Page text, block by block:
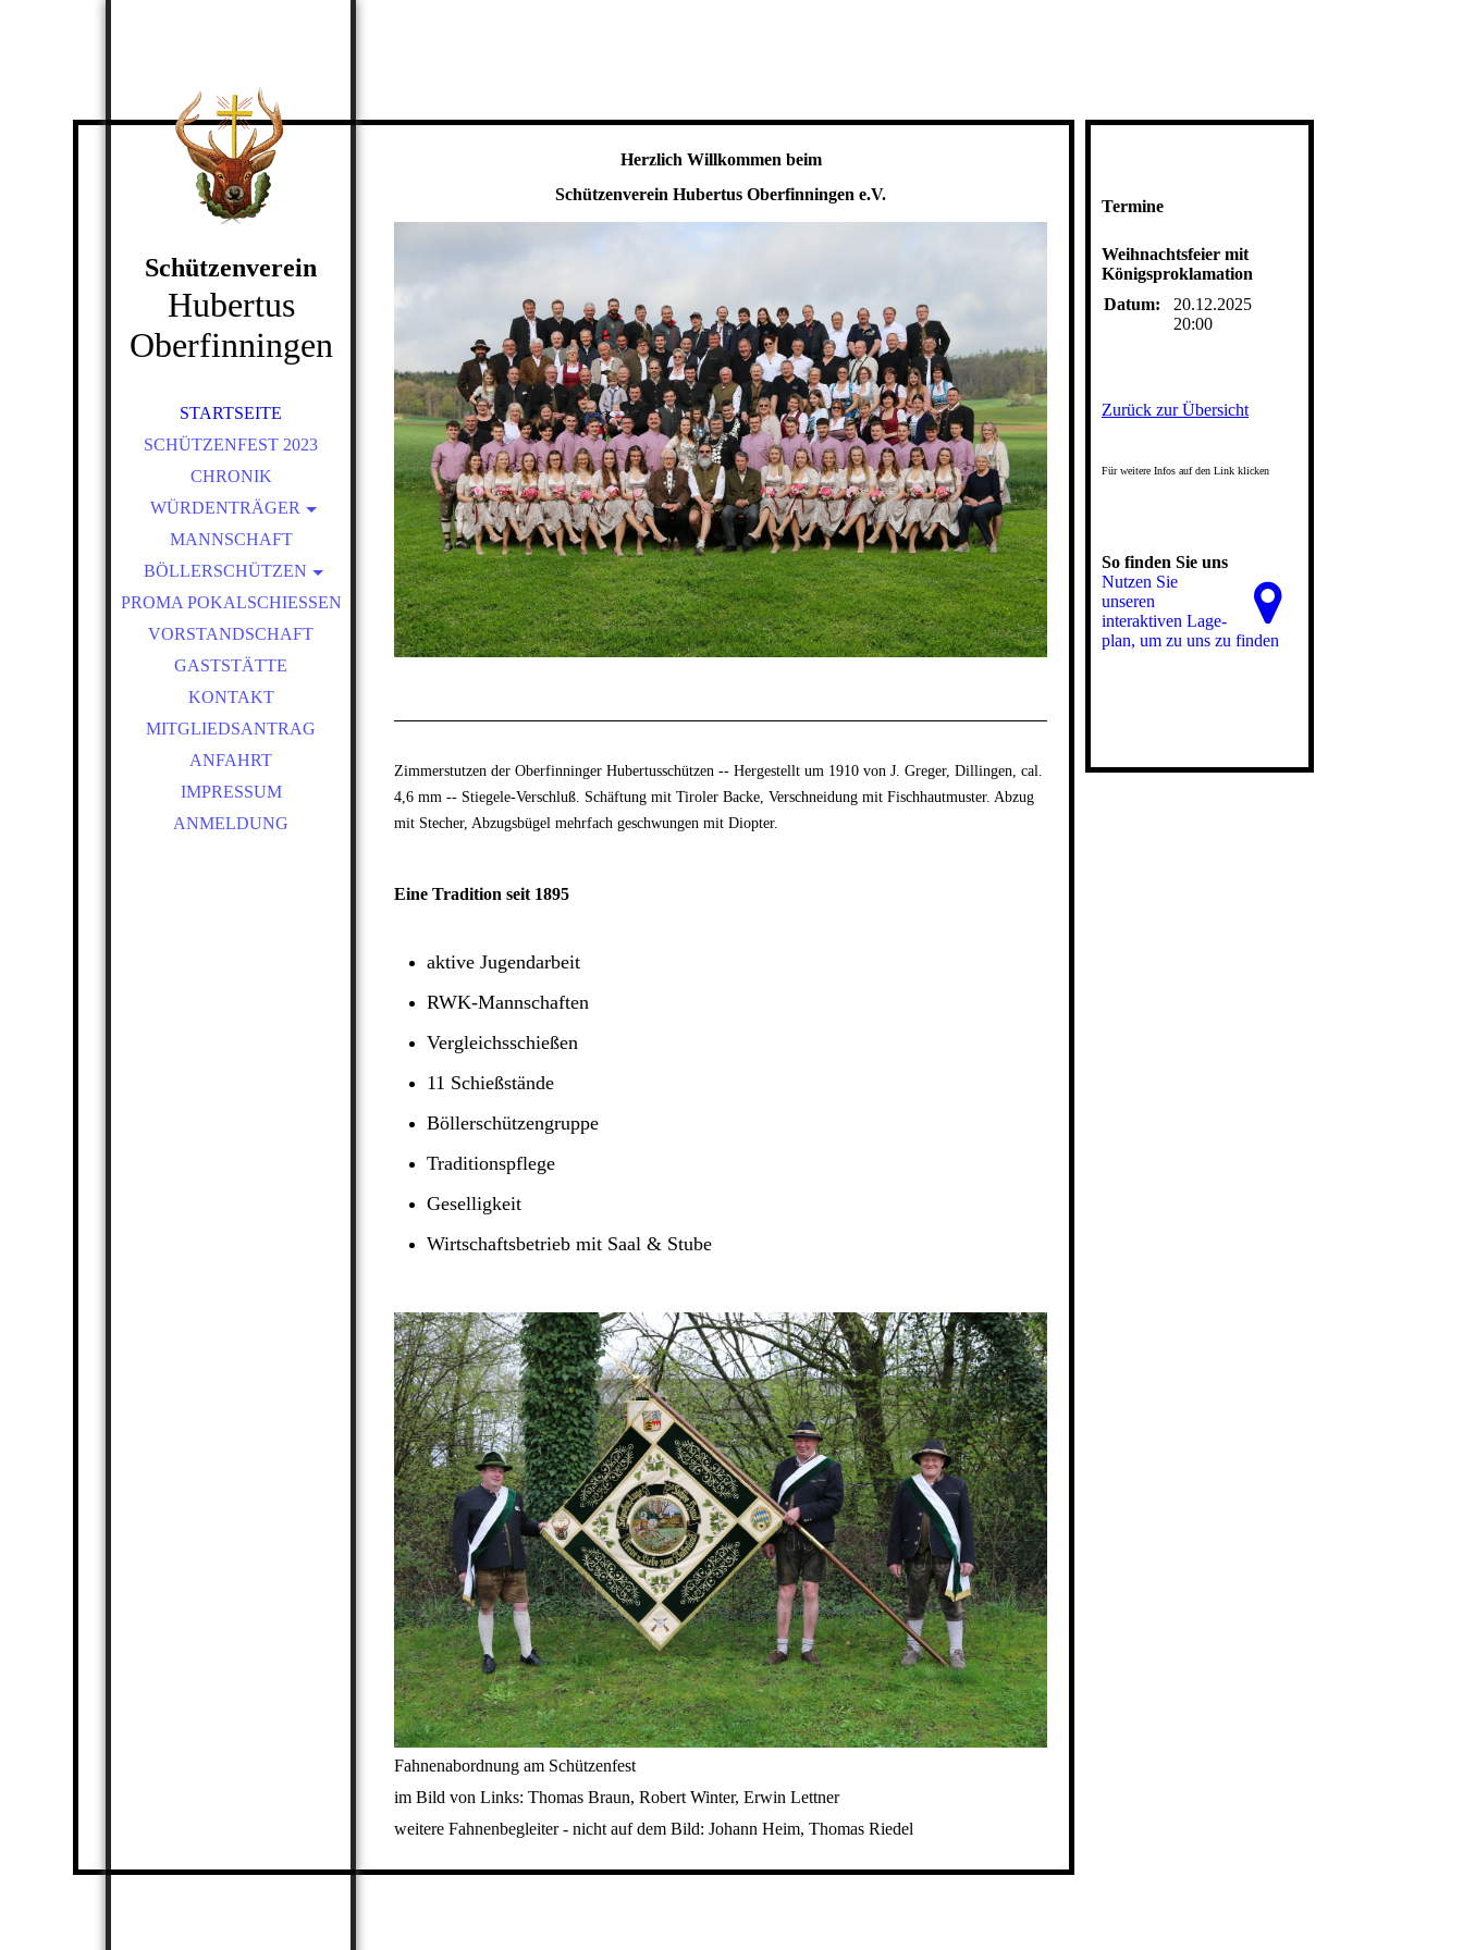
Schützenverein
Hubertus
Oberfinningen
STARTSEITE
SCHÜTZENFEST 2023
CHRONIK
WÜRDENTRÄGER
SCHÜTZENKÖNIGE
VEREINSMEISTER
MANNSCHAFT
BÖLLERSCHÜTZEN
OKTOBERFEST &
BILDER HUBERTUSMESSE
NEUJAHRSBÖLLERN
BILDER BÖLLER
PROMA POKALSCHIESSEN
VORSTANDSCHAFT
GASTSTÄTTE
KONTAKT
MITGLIEDSANTRAG
ANFAHRT
IMPRESSUM
ANMELDUNG
Herzlich Willkommen beim
Schützenverein Hubertus Oberfinningen e.V.
Zimmerstutzen der Oberfinninger Hubertusschützen -- Hergestellt um 1910 von J. Greger, Dillingen, cal.
4,6 mm -- Stiegele-Verschluß. Schäftung mit Tiroler Backe, Verschneidung mit Fischhautmuster. Abzug
mit Stecher, Abzugsbügel mehrfach geschwungen mit Diopter.
Eine Tradition seit 1895
aktive Jugendarbeit
RWK-Mannschaften
Vergleichsschießen
11 Schießstände
Böllerschützengruppe
Traditionspflege
Geselligkeit
Wirtschaftsbetrieb mit Saal & Stube
Fahnenabordnung am Schützenfest
im Bild von Links: Thomas Braun, Robert Winter, Erwin Lettner
weitere Fahnenbegleiter - nicht auf dem Bild: Johann Heim, Thomas Riedel
Termine
Weihnachtsfeier mit
Königsproklamation
Datum:
20.12.2025
20:00
Zurück zur Übersicht
Für weitere Infos auf den Link klicken
So finden Sie uns
Nutzen Sie
unseren
interaktiven La­ge­
plan, um zu uns zu finden